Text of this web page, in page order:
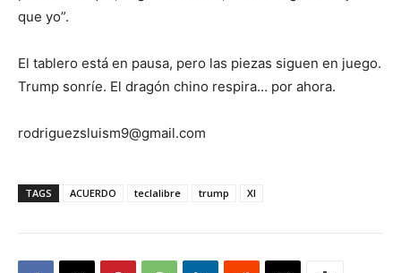
que yo”.
El tablero está en pausa, pero las piezas siguen en juego.
Trump sonríe. El dragón chino respira… por ahora.
rodriguezsluism9@gmail.com
TAGS ACUERDO teclalibre trump XI